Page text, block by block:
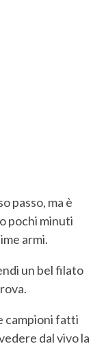
passo, ma è
pochi minuti
armi.
un bel filato
campioni fatti
dal vivo la